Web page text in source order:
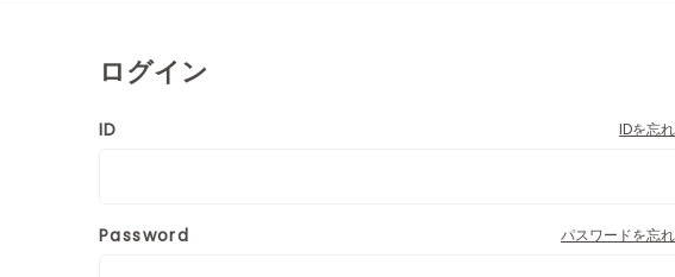
ログイン
ID IDを忘
Password パスワードを忘